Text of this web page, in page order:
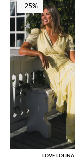
-25%
LOVE LOLINA